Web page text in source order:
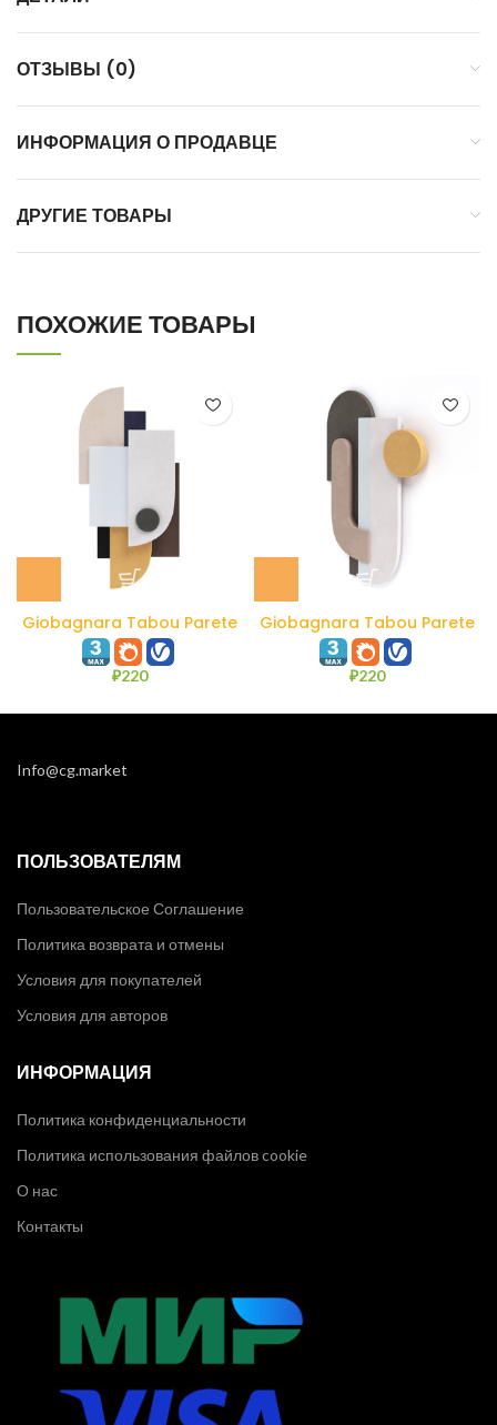
ОТЗЫВЫ (0)
ИНФОРМАЦИЯ О ПРОДАВЦЕ
ДРУГИЕ ТОВАРЫ
ПОХОЖИЕ ТОВАРЫ
Giobagnara Tabou Parete
#1
₽220
Giobagnara Tabou Parete
#2
₽220
Info@cg.market
ПОЛЬЗОВАТЕЛЯМ
Пользовательское Соглашение
Политика возврата и отмены
Условия для покупателей
Условия для авторов
ИНФОРМАЦИЯ
Политика конфиденциальности
Политика использования файлов cookie
О нас
Контакты